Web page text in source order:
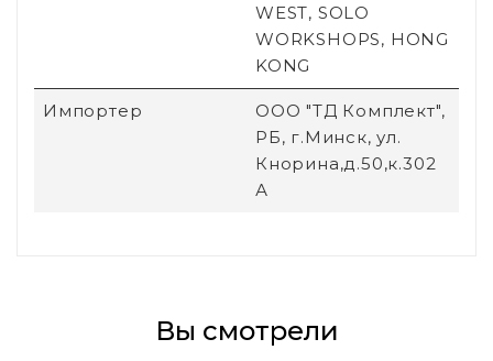
WEST, SOLO
WORKSHOPS, HONG
KONG
Импортер
ООО "ТД Комплект",
РБ, г.Минск, ул.
Кнорина,д.50,к.302
А
Вы смотрели